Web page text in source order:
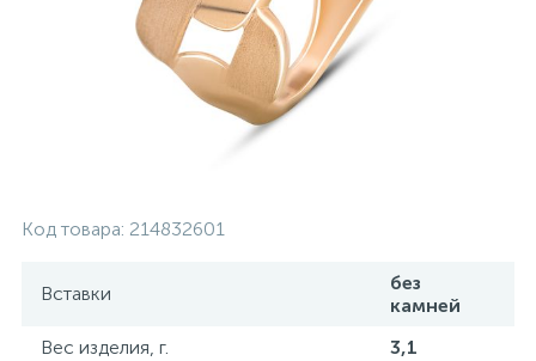
Код товара: 214832601
Вставки
без
камней
Вес изделия, г.
3,1
Серебряные колье
Серебряные цепочки